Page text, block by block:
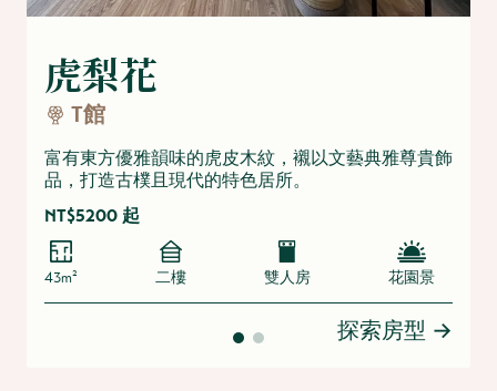
虎梨花
T館
富有東方優雅韻味的虎皮木紋，襯以文藝典雅尊貴飾
品，打造古樸且現代的特色居所。
NT$5200 起
43m² 二樓 雙人房 花園景
探索房型 →